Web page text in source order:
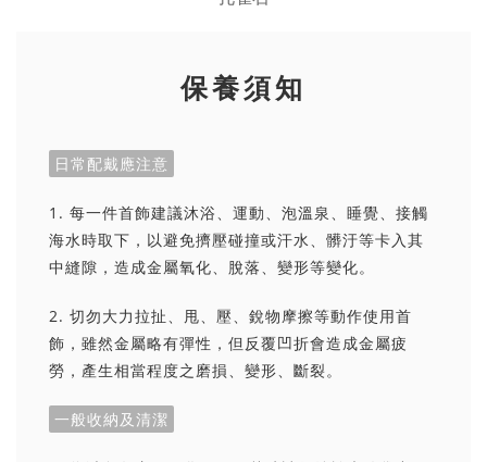
保養須知
日常配戴應注意
1. 每一件首飾建議沐浴、運動、泡溫泉、睡覺、接觸
海水時取下，以避免擠壓碰撞或汗水、髒汙等卡入其
中縫隙，造成金屬氧化、脫落、變形等變化。
2. 切勿大力拉扯、甩、壓、銳物摩擦等動作使用首
飾，雖然金屬略有彈性，但反覆凹折會造成金屬疲
勞，產生相當程度之磨損、變形、斷裂。
一般收納及清潔